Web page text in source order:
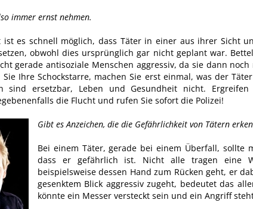
immer ernst nehmen.
ist es schnell möglich, dass Täter in einer aus ihrer Sicht
obwohl dies ursprünglich gar nicht geplant war.
gerade antisoziale Menschen aggressiv, da sie dann
Ihre Schockstarre, machen Sie erst einmal, was der
sind ersetzbar, Leben und Gesundheit nicht.
die Flucht und rufen Sie sofort die Polizei!
Gibt es Anzeichen, die die Gefährlichkeit von Tätern
Bei einem Täter, gerade bei einem Überfall, sollte
dass er gefährlich ist. Nicht alle tragen eine
beispielsweise dessen Hand zum Rücken geht, er
gesenktem Blick aggressiv zugeht, bedeutet das
könnte ein Messer versteckt sein und ein Angriff